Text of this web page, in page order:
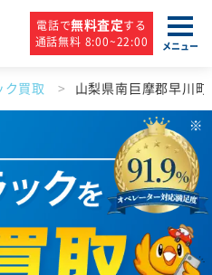
電話で無料査定する
通話無料 8:00~22:00
メニュー
ク買取 山梨県南巨摩郡早川